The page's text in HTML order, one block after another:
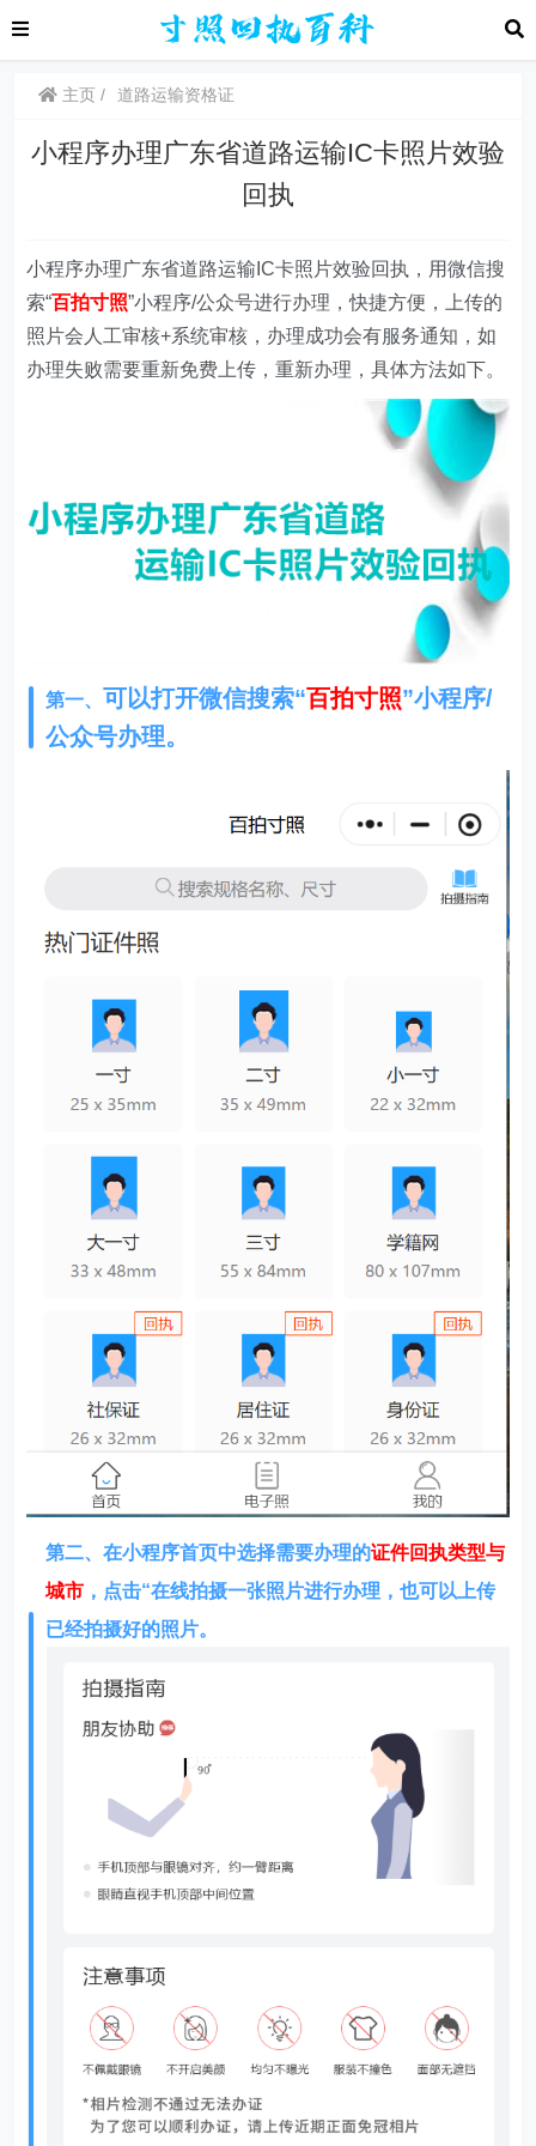
主页 道路运输资格证
小程序办理广东省道路运输IC卡照片效验
回执
小程序办理广东省道路运输IC卡照片效验回执，用微信搜
索“百拍寸照”小程序/公众号进行办理，快捷方便，上传的
照片会人工审核+系统审核，办理成功会有服务通知，如
办理失败需要重新免费上传，重新办理，具体方法如下。
第一、 可以打开微信搜索“百拍寸照”小程序/
公众号办理。
第二、在小程序首页中选择需要办理的证件回执类型与
城市 ， 点击“在线拍摄一张照片进行办理，也可以上传
已经拍摄好的照片。